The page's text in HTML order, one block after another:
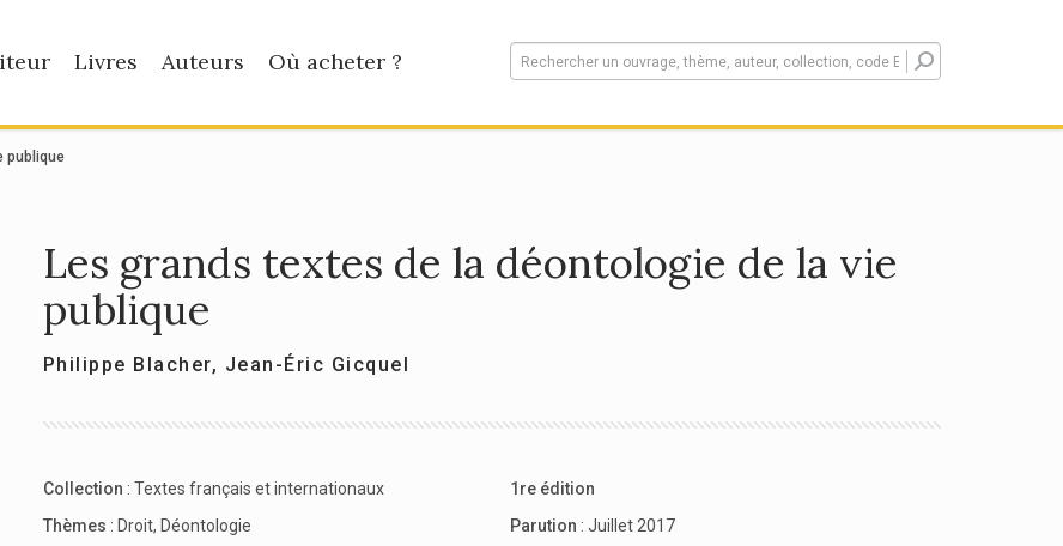
Livres Auteurs Où acheter ?
publique
Les grands textes de la déontologie de la vie
publique
Philippe Blacher, Jean-Éric Gicquel
Collection : Textes français et internationaux
Thèmes : Droit, Déontologie
1re édition
Parution : Juillet 2017